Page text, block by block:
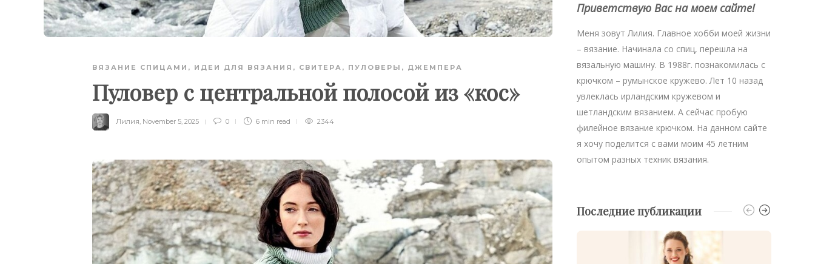
ВЯЗАНИЕ СПИЦАМИ , ИДЕИ ДЛЯ ВЯЗАНИЯ , СВИТЕРА, ПУЛОВЕРЫ, ДЖЕМПЕРА
Пуловер с центральной полосой из «кос»
Лилия, November 5, 2025 0 6 min read 2344
Приветствую Вас на моем сайте!
Меня зовут Лилия. Главное хобби моей жизни
– вязание. Начинала со спиц, перешла на
вязальную машину. В 1988г. познакомилась с
крючком – румынское кружево. Лет 10 назад
увлеклась ирландским кружевом и
шетландским вязанием. А сейчас пробую
филейное вязание крючком. На данном сайте
я хочу поделится с вами моим 45 летним
опытом разных техник вязания.
Последние публикации